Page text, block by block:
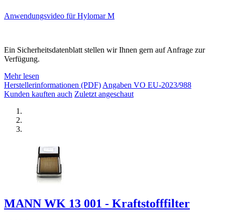
Anwendungsvideo für Hylomar M
Ein Sicherheitsdatenblatt stellen wir Ihnen gern auf Anfrage zur
Verfügung.
Mehr lesen
Herstellerinformationen (PDF)Angaben VO EU-2023/988
Kunden kauften auch Zuletzt angeschaut
MANN WK 13 001 - Kraftstofffilter